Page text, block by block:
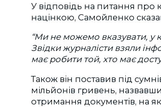
У відповідь на питання про
націнкою, Самойленко
“Ми не можемо вказувати, у
Звідки журналісти взяли
має робити той, хто має
Також він поставив під
мільйонів гривень,
отримання документів, на